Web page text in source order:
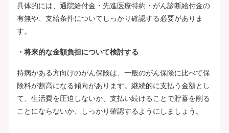
具体的には、通院給付金・先進医療特約・がん診断給付金の
有無や、支給条件についてしっかり確認する必要がありま
す。
・将来的な金額負担について検討する
持病がある方向けのがん保険は、一般のがん保険に比べて保
険料が割高になる傾向があります。継続的に支払う金額とし
て、生活費を圧迫しないか、支払い続けることで貯蓄を削る
ことにならないか、しっかり確認するようにしましょう。